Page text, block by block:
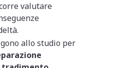
valutare
allo studio per